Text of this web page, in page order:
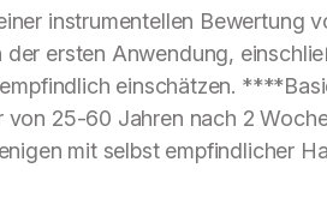
instrumentellen Bewertung
der ersten Anwendung,
einschätzen.
von 25-60 Jahren nach 2
mit selbst empfindlicher